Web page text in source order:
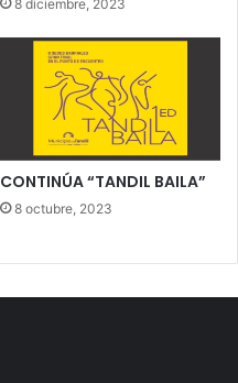
8 diciembre, 2023
CONTINÚA “TANDIL BAILA”
8 octubre, 2023